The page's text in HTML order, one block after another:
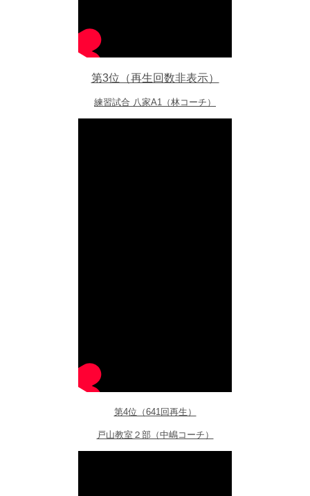
第3位（再生回数非表示）
練習試合 八家A1（林コーチ）
第4位（641回再生）
戸山教室２部（中嶋コーチ）